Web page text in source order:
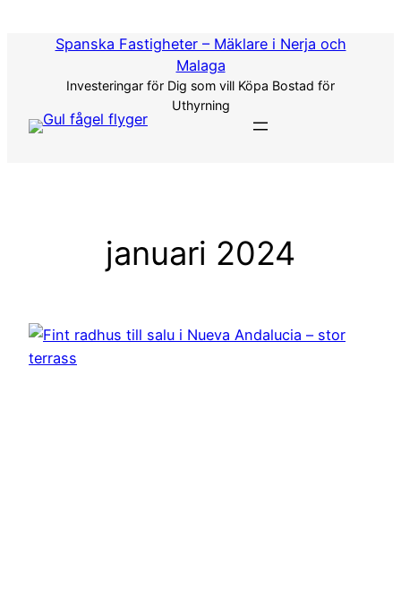
Spanska Fastigheter – Mäklare i Nerja och
Malaga
Investeringar för Dig som vill Köpa Bostad för
Uthyrning
januari 2024